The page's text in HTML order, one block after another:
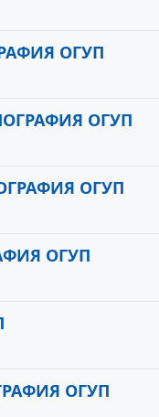
ОГУП
ОГУП
ОГУП
ОГУП
ОГУП